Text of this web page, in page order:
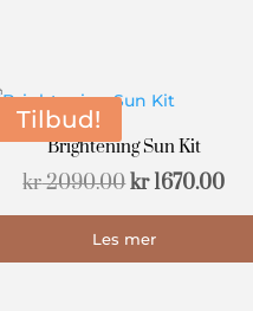
Tilbud!
Brightening Sun Kit
kr2090.00Opprinnelig
pris
var:
kr1670.00
Les mer